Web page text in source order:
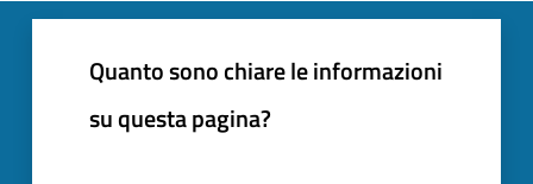
Quanto sono chiare le informazioni
su questa pagina?